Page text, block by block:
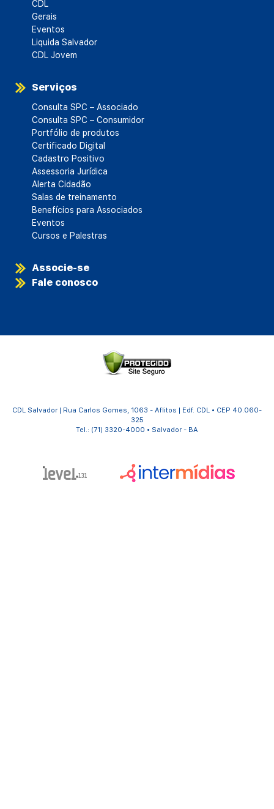
CDL
Gerais
Eventos
Liquida Salvador
CDL Jovem
Serviços
Consulta SPC – Associado
Consulta SPC – Consumidor
Portfólio de produtos
Certificado Digital
Cadastro Positivo
Assessoria Jurídica
Alerta Cidadão
Salas de treinamento
Benefícios para Associados
Eventos
Cursos e Palestras
Associe-se
Fale conosco
CDL Salvador | Rua Carlos Gomes, 1063 - Aflitos | Edf. CDL • CEP 40.060-
325
Tel.: (71) 3320-4000 • Salvador - BA